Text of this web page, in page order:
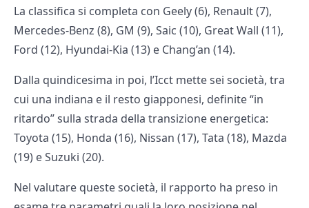
La classifica si completa con Geely (6), Renault (7),
Mercedes-Benz (8), GM (9), Saic (10), Great Wall (11),
Ford (12), Hyundai-Kia (13) e Chang’an (14).
Dalla quindicesima in poi, l’Icct mette sei società, tra
cui una indiana e il resto giapponesi, definite “in
ritardo” sulla strada della transizione energetica:
Toyota (15), Honda (16), Nissan (17), Tata (18), Mazda
(19) e Suzuki (20).
Nel valutare queste società, il rapporto ha preso in